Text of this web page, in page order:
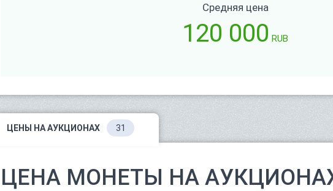
Средняя цена
120 000 RUB
ЦЕНЫ НА АУКЦИОНАХ 31
ЦЕНА МОНЕТЫ НА